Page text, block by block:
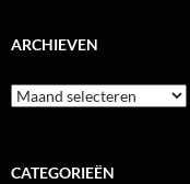
ARCHIEVEN
Archieven
CATEGORIEËN